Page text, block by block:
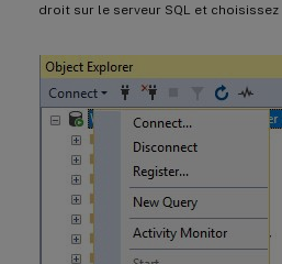
droit sur le serveur SQL et choisissez